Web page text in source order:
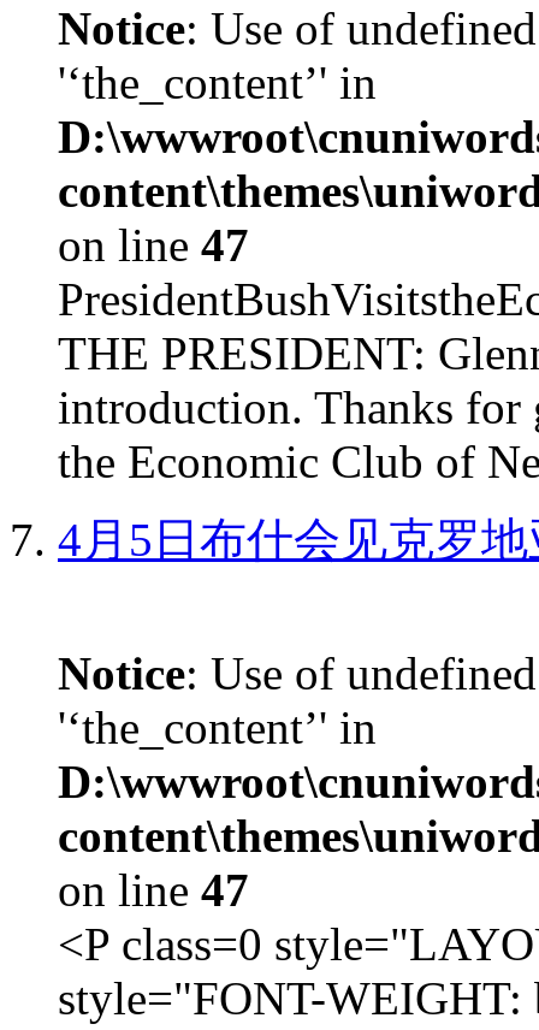
Notice: Use of
'‘the_content’' in
on line 47
THE PRESIDENT:
introduction. Thanks for
the Economic Club of
4月5日布什会见克罗
Notice: Use of
'‘the_content’' in
on line 47
<P class=0
style="FONT-